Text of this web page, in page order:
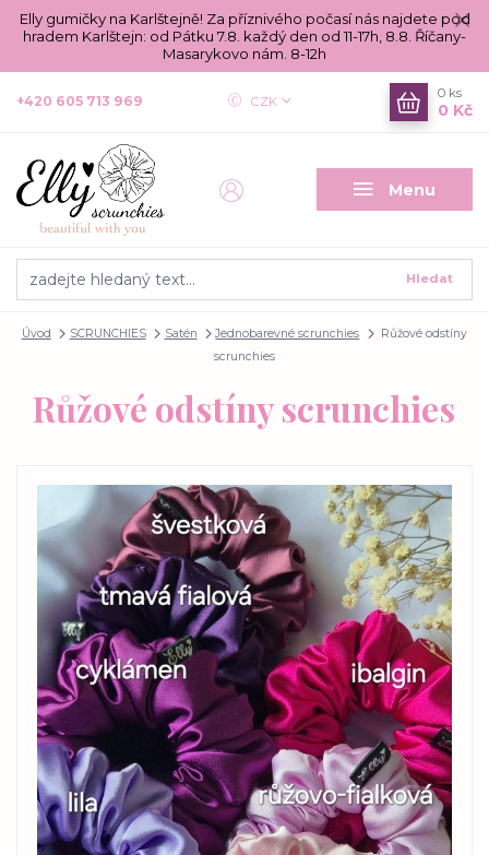
Elly gumičky na Karlštejně! Za příznivého počasí nás najdete pod
hradem Karlštejn: od Pátku 7.8. každý den od 11-17h, 8.8. Říčany-
Masarykovo nám. 8-12h
Menu
CZK
Hledat
+420 605 713 969
0 ks
0 Kč
Úvod SCRUNCHIES Satén Jednobarevné scrunchies
Růžové odstíny
scrunchies
Růžové odstíny scrunchies